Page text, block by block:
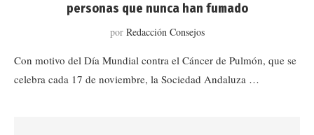
personas que nunca han fumado
por Redacción Consejos
Con motivo del Día Mundial contra el Cáncer de Pulmón, que se
celebra cada 17 de noviembre, la Sociedad Andaluza …